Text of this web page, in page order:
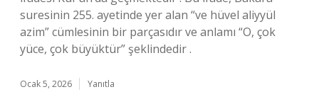
suresinin 255. ayetinde yer alan “ve hüvel aliyyül
azim” cümlesinin bir parçasıdır ve anlamı “O, çok
yüce, çok büyüktür” şeklindedir .
Ocak 5, 2026 Yanıtla